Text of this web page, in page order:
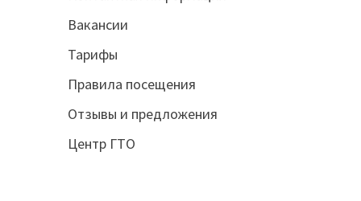
Вакансии
Тарифы
Правила посещения
Отзывы и предложения
Центр ГТО